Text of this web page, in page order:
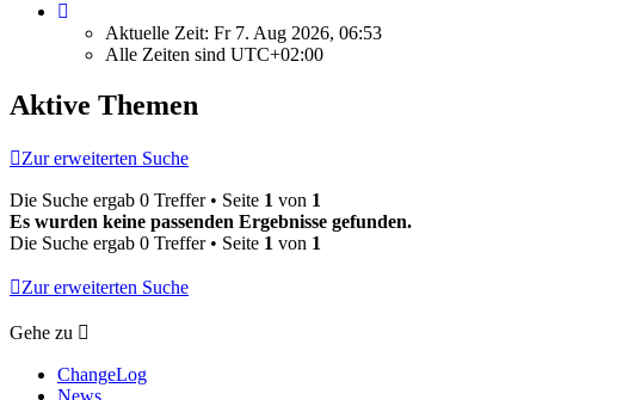
Aktuelle Zeit: Fr 7. Aug 2026, 06:53
Alle Zeiten sind UTC+02:00
Aktive Themen
Zur erweiterten Suche
Die Suche ergab 0 Treffer • Seite 1 von 1
Es wurden keine passenden Ergebnisse gefunden.
Die Suche ergab 0 Treffer • Seite 1 von 1
Zur erweiterten Suche
Gehe zu
ChangeLog